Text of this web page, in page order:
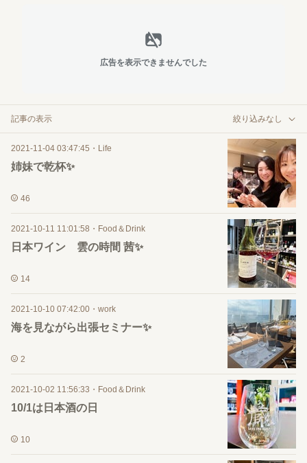
広告を表示できませんでした
記事の表示 絞り込みなし
2021-11-04 03:47:45 ・ Life
姉妹で乾杯✨
46
2021-10-11 11:01:58 ・ Food＆Drink
日本ワイン 雲の時間 茜✨
14
2021-10-10 07:42:00 ・ work
海を見ながら出張セミナー✨
2
2021-10-02 11:56:33 ・ Food＆Drink
10/1は日本酒の日
10